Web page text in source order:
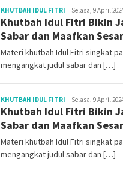
KHUTBAH IDUL FITRI Redaksi
Selasa, 9 April
Khutbah Idul Fitri Bikin
Sabar dan Maafkan
Materi khutbah Idul Fitri singkat
mengangkat judul sabar dan […]
KHUTBAH IDUL FITRI Redaksi
Selasa, 9 April
Khutbah Idul Fitri Bikin
Sabar dan Maafkan
Materi khutbah Idul Fitri singkat
mengangkat judul sabar dan […]